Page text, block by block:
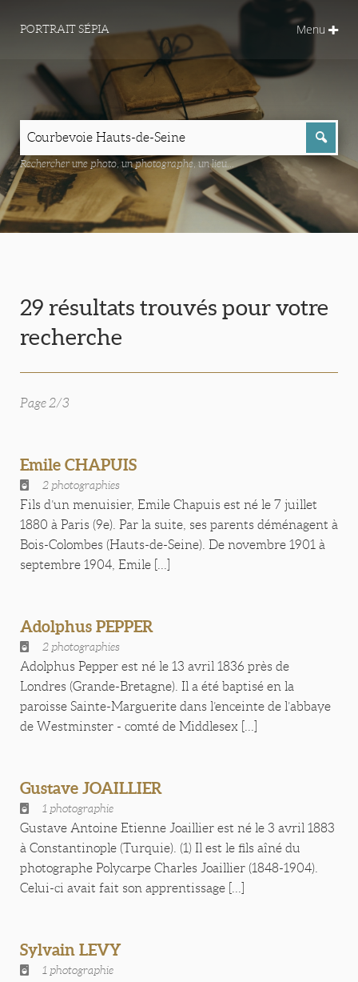
PORTRAIT SÉPIA Menu
Rechercher une photo, un photographe, un lieu...
29 résultats trouvés pour votre
recherche
Page 2/3
Emile CHAPUIS
2 photographies
Fils d’un menuisier, Emile Chapuis est né le 7 juillet
1880 à Paris (9e). Par la suite, ses parents déménagent à
Bois-Colombes (Hauts-de-Seine). De novembre 1901 à
septembre 1904, Emile [...]
Adolphus PEPPER
2 photographies
Adolphus Pepper est né le 13 avril 1836 près de
Londres (Grande-Bretagne). Il a été baptisé en la
paroisse Sainte-Marguerite dans l’enceinte de l’abbaye
de Westminster - comté de Middlesex [...]
Gustave JOAILLIER
1 photographie
Gustave Antoine Etienne Joaillier est né le 3 avril 1883
à Constantinople (Turquie). (1) Il est le fils aîné du
photographe Polycarpe Charles Joaillier (1848-1904).
Celui-ci avait fait son apprentissage [...]
Sylvain LEVY
1 photographie